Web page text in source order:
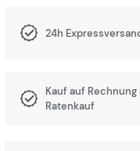
24h
Kauf auf
Ratenkauf